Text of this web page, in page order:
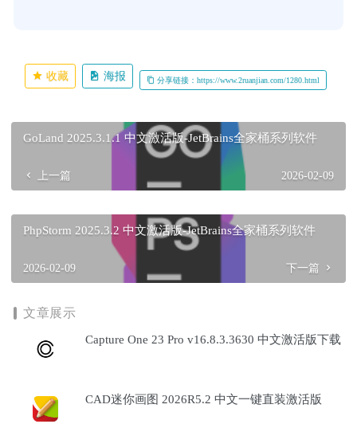
收藏 海报 分享链接：https://www.2ruanjian.com/1280.html
GoLand 2025.3.1.1 中文激活版-JetBrains全家桶系列软件
上一篇 2026-02-09
PhpStorm 2025.3.2 中文激活版-JetBrains全家桶系列软件
2026-02-09 下一篇
文章展示
Capture One 23 Pro v16.8.3.3630 中文激活版下载
CAD迷你画图 2026R5.2 中文一键直装激活版